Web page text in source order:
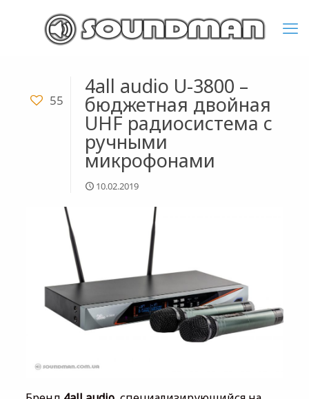
55
4all audio U-3800 –
бюджетная двойная
UHF радиосистема c
ручными
микрофонами
10.02.2019